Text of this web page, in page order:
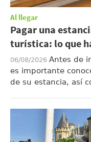
Al llegar
Pagar una
turística: lo que
06/08/2026 Antes de
es importante
de su estancia, así